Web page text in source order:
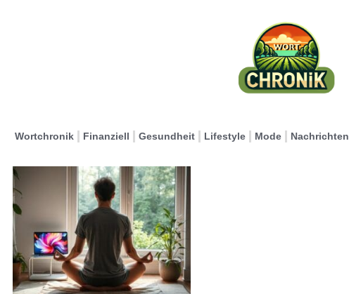
Wortchronik Finanziell Gesundheit Lifestyle Mode Nachrichten